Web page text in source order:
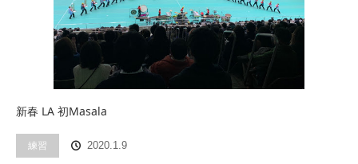
新春 LA 初Masala
練習 2020.1.9